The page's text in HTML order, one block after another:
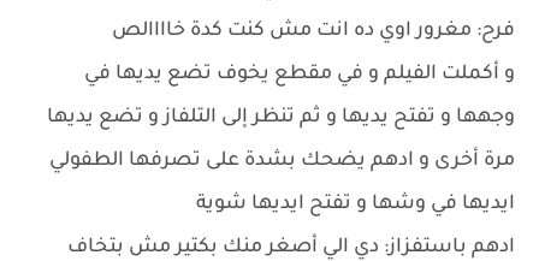
فرح: مغرور اوي ده انت مش كنت كدة خاااالص
و أكملت الفيلم و في مقطع يخوف تضع يديها في
وجهها و تفتح يديها و ثم تنظر إلى التلفاز و تضع يديها
مرة أخرى و ادهم يضحك بشدة على تصرفها الطفولي
ايديها في وشها و تفتح ايديها شوية
ادهم باستفزاز: دي الي أصغر منك بكتير مش بتخاف